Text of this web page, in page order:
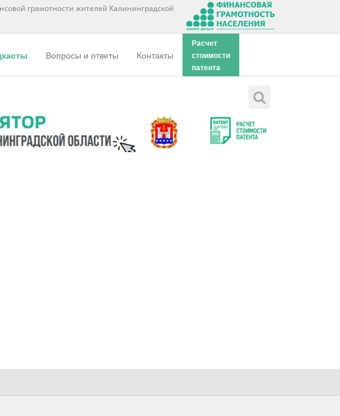
грамотности жителей Калининградской
Вопросы и ответы Контакты
Расчет
стоимости
патента